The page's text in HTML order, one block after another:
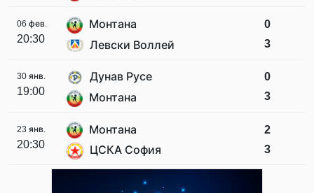
06 фев.
20:30
Монтана
Левски Воллей
0
3
30 янв.
19:00
Дунав Русе
Монтана
0
3
23 янв.
20:30
Монтана
ЦСКА София
2
3